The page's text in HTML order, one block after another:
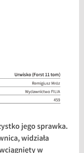
jego sprawka.
widziała
w